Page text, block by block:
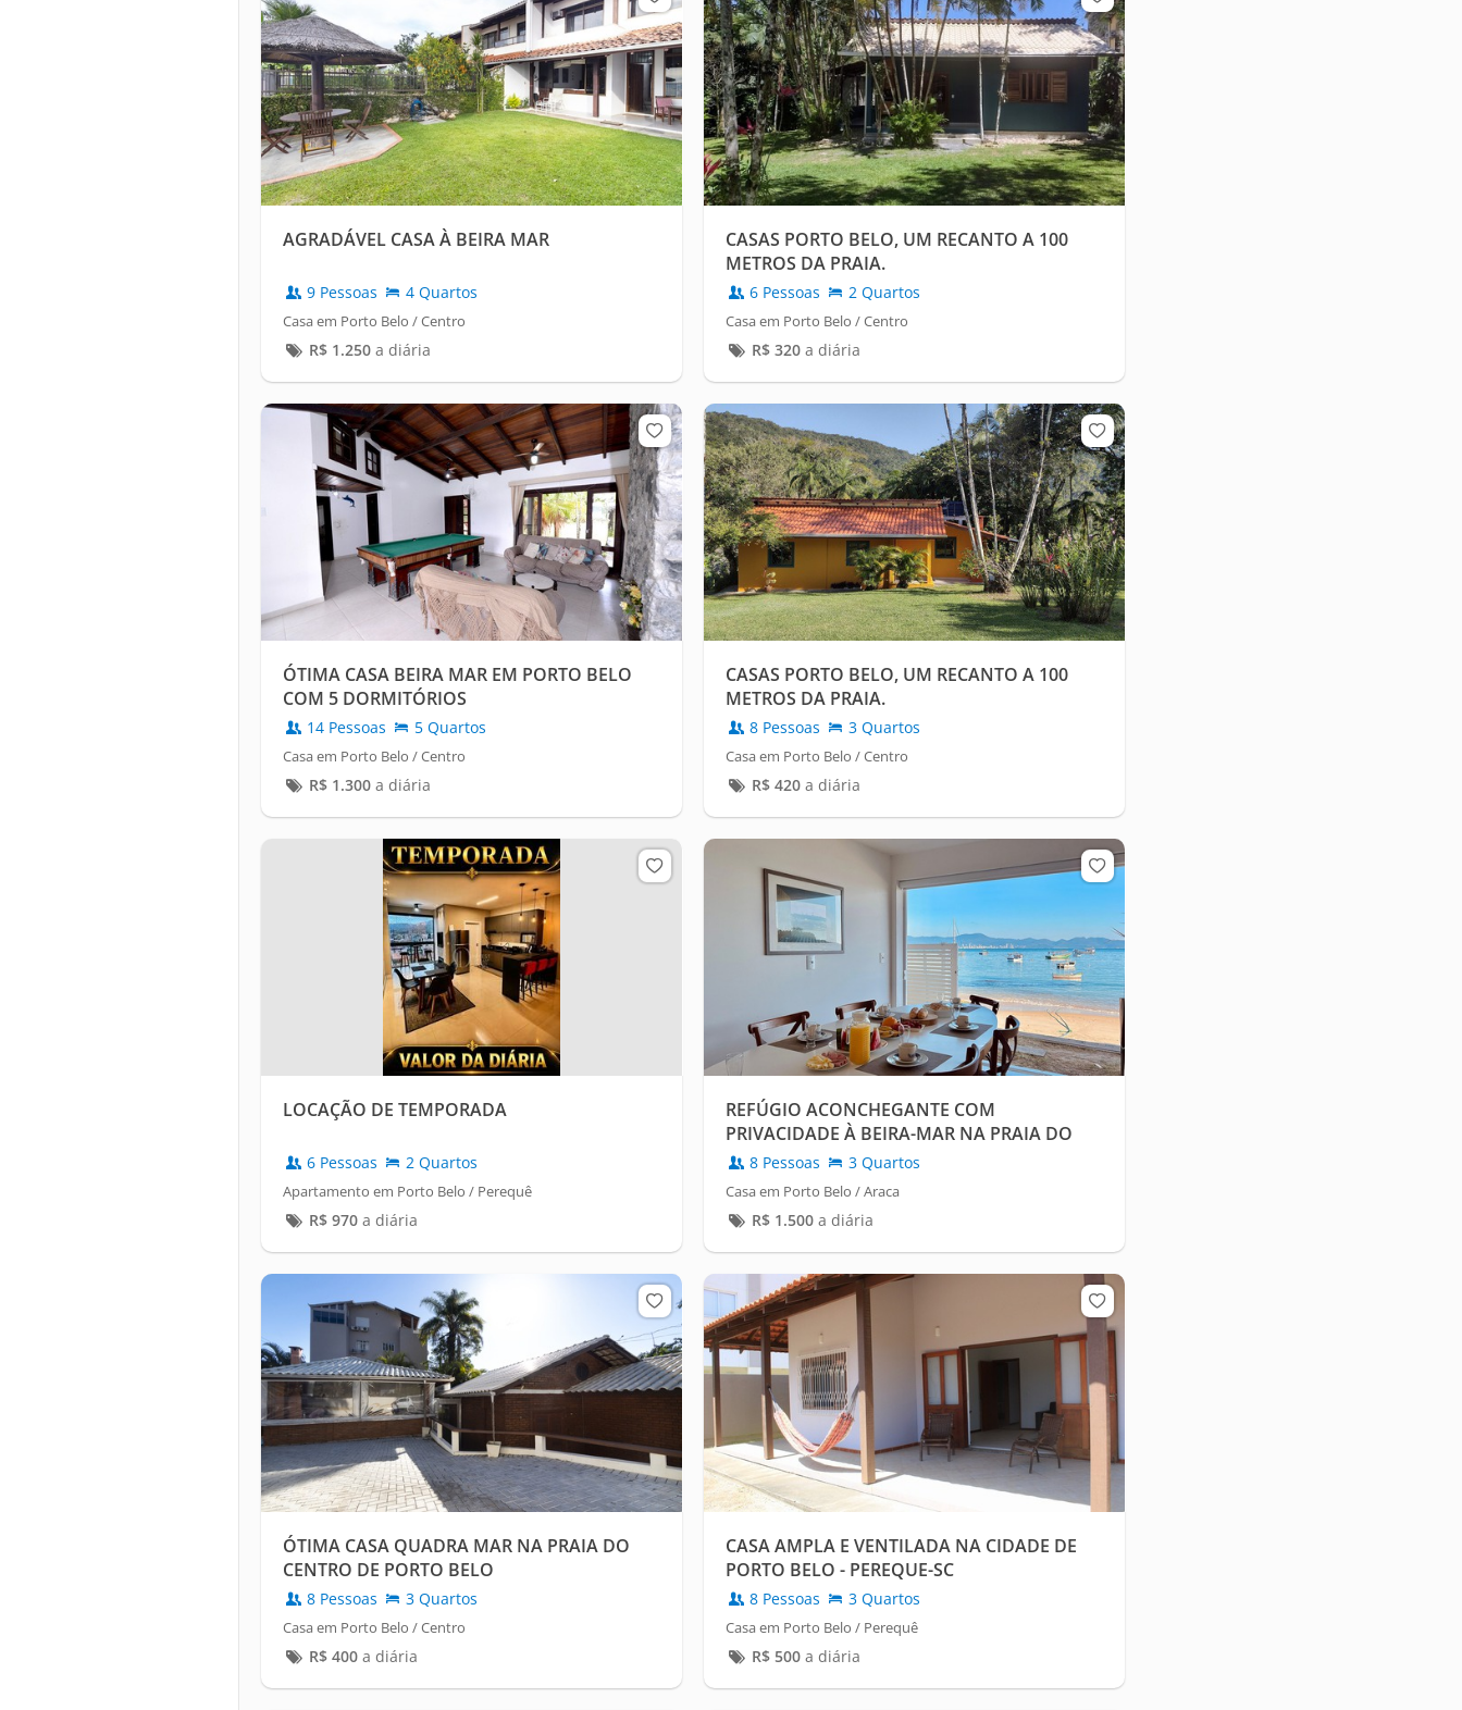
AGRADÁVEL CASA À BEIRA MAR
9 Pessoas 4 Quartos
Casa em Porto Belo / Centro
R$ 1.250a diária
CASAS PORTO BELO, UM RECANTO A 100
METROS DA PRAIA.
6 Pessoas 2 Quartos
Casa em Porto Belo / Centro
R$ 320a diária
ÓTIMA CASA BEIRA MAR EM PORTO BELO
COM 5 DORMITÓRIOS
14 Pessoas 5 Quartos
Casa em Porto Belo / Centro
R$ 1.300a diária
CASAS PORTO BELO, UM RECANTO A 100
METROS DA PRAIA.
8 Pessoas 3 Quartos
Casa em Porto Belo / Centro
R$ 420a diária
LOCAÇÃO DE TEMPORADA
6 Pessoas 2 Quartos
Apartamento em Porto Belo / Perequê
R$ 970a diária
REFÚGIO ACONCHEGANTE COM
PRIVACIDADE À BEIRA-MAR NA PRAIA DO
ARAÇÁ
8 Pessoas 3 Quartos
Casa em Porto Belo / Araca
R$ 1.500a diária
ÓTIMA CASA QUADRA MAR NA PRAIA DO
CENTRO DE PORTO BELO
8 Pessoas 3 Quartos
Casa em Porto Belo / Centro
R$ 400a diária
CASA AMPLA E VENTILADA NA CIDADE DE
PORTO BELO - PEREQUE-SC
8 Pessoas 3 Quartos
Casa em Porto Belo / Perequê
R$ 500a diária